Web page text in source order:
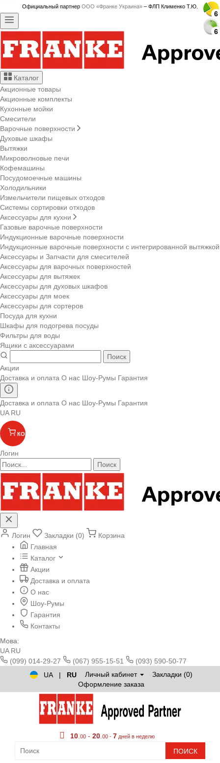
Официальный партнер ООО «Франке Украина» – ФЛП Клименко Т.Ю.
Каталог
Акционные товары
Акционные комплекты
Кухонные мойки
Смесители
Варочные поверхности
Духовые шкафы
Вытяжки
Микроволновые печи
Кофемашины
Посудомоечные машины
Холодильники
Измельчители пищевых отходов
Системы сортировки отходов
Аксессуары для кухни
Газовые варочные поверхности
Индукционные варочные поверхности
Индукционные варочные поверхности с интегрированной вытяжкой
Аксессуары и Запчасти для смесителей
Аксессуары для варочных поверхностей
Аксессуары для вытяжек
Аксессуары для духовых шкафов
Аксессуары для моек
Аксессуары для сортеров
Посуда для кухни
Шкафы для подогрева посуды
Фильтры для воды
Ящики с аксессуарами
Поиск
Акции
Доставка и оплата О нас Шоу-Румы Гарантия
Доставка и оплата О нас Шоу-Румы Гарантия
UA RU
КОРЗИНА
Логин
Поиск
Логин Закладки (0)
Корзина
Главная
Каталог
Акции
Доставка и оплата
О нас
Шоу-Румы
Гарантия
Контакты
Мова:
UA RU
(099) 014-29-27
(067) 955-15-51
(093) 590-50-77
UA
| RU Личный кабинет
Закладки (0)
Оформление заказа
10 00 - 20 00 - 7 дней в неделю
ПОИСК
6
6
6
6
6
6
6
6
6
6
6
6
6
6
6
6
6
6
6
6
6
6
6
6
6
6
6
6
6
6